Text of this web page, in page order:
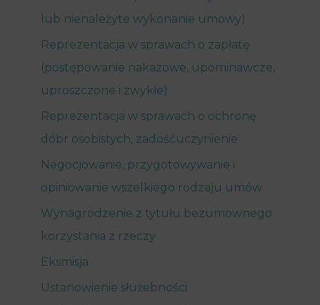
lub nienależyte wykonanie umowy)
Reprezentacja w sprawach o zapłatę
(postępowanie nakazowe, upominawcze,
uproszczone i zwykłe)
Reprezentacja w sprawach o ochronę
dóbr osobistych, zadośćuczynienie
Negocjowanie, przygotowywanie i
opiniowanie wszelkiego rodzaju umów
Wynagrodzenie z tytułu bezumownego
korzystania z rzeczy
Eksmisja
Ustanowienie służebności